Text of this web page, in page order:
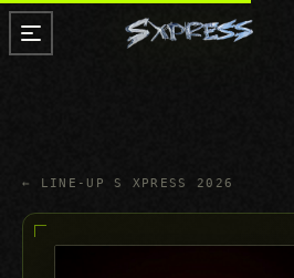
← LINE-UP S XPRESS 2026